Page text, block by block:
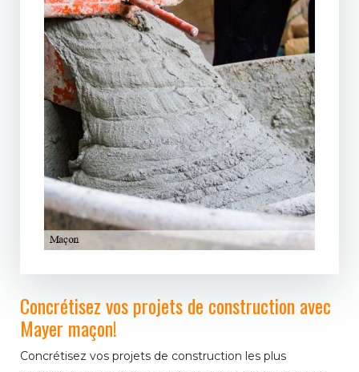
Concrétisez vos projets de construction avec
Mayer maçon!
Concrétisez vos projets de construction les plus